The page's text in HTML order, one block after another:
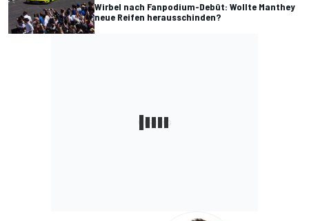
Wirbel nach Fanpodium-Debüt: Wollte Manthey
neue Reifen herausschinden?